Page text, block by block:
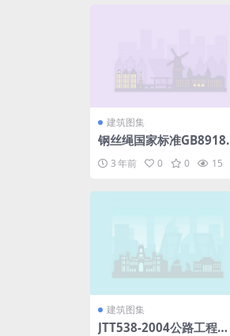
建筑图集
钢丝绳国家标准GB8918-
3 年前 0 0 15
建筑图集
JTT538-2004公路工程保